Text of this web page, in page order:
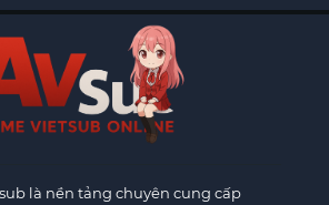
là nền tảng chuyên cung cấp